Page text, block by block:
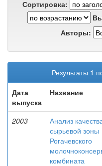
Сортировка:
Авторы:
Результаты 1
Дата
выпуска
Название
2003
Анализ
сырьевой зоны
Рогачевского
комбината